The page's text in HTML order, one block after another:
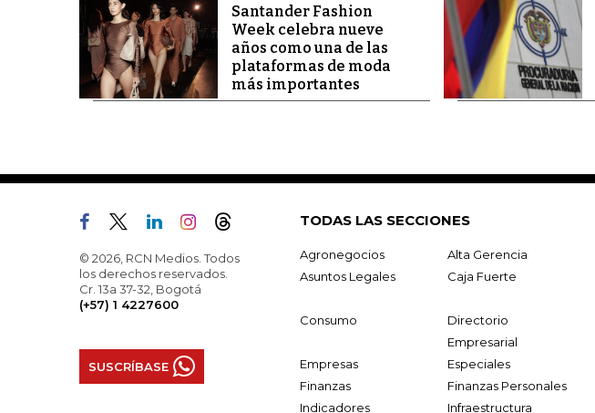
Santander Fashion
Week celebra nueve
años como una de las
plataformas de moda
más importantes
© 2026, RCN Medios. Todos
los derechos reservados.
Cr. 13a 37-32, Bogotá
(+57) 1 4227600
SUSCRÍBASE
TODAS LAS SECCIONES
Agronegocios Alta Gerencia
Asuntos Legales
Caja Fuerte
Consumo
Directorio
Empresarial
Empresas Especiales
Finanzas
Finanzas Personales
Indicadores
Infraestructura